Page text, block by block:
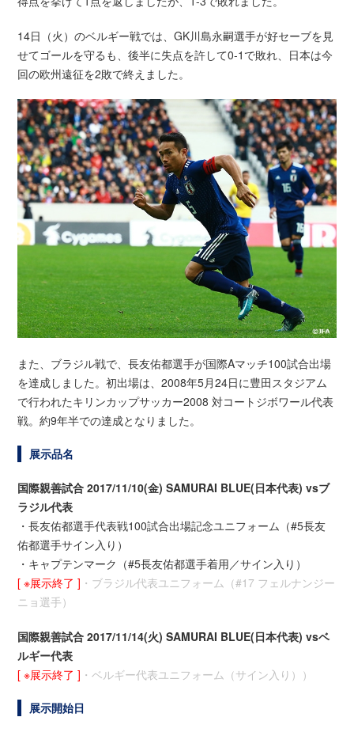
14日（火）のベルギー戦では、GK川島永嗣選手が好セーブを見
せてゴールを守るも、後半に失点を許して0-1で敗れ、日本は今
回の欧州遠征を2敗で終えました。
また、ブラジル戦で、長友佑都選手が国際Aマッチ100試合出場
を達成しました。初出場は、2008年5月24日に豊田スタジアム
で行われたキリンカップサッカー2008 対コートジボワール代表
戦。約9年半での達成となりました。
展示品名
国際親善試合 2017/11/10(金) SAMURAI BLUE(日本代表) vsブ
ラジル代表
・長友佑都選手代表戦100試合出場記念ユニフォーム（#5長友
佑都選手サイン入り）
・キャプテンマーク（#5長友佑都選手着用／サイン入り）
[ ※展示終了 ] ・ブラジル代表ユニフォーム（#17 フェルナンジー
ニョ選手）
国際親善試合 2017/11/14(火) SAMURAI BLUE(日本代表) vsベ
ルギー代表
[ ※展示終了 ] ・ベルギー代表ユニフォーム（サイン入り））
展示開始日